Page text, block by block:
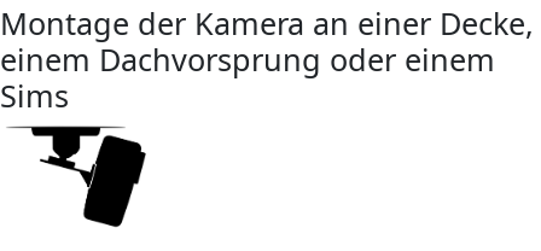
Montage der Kamera an einer Decke,
einem Dachvorsprung oder einem
Sims